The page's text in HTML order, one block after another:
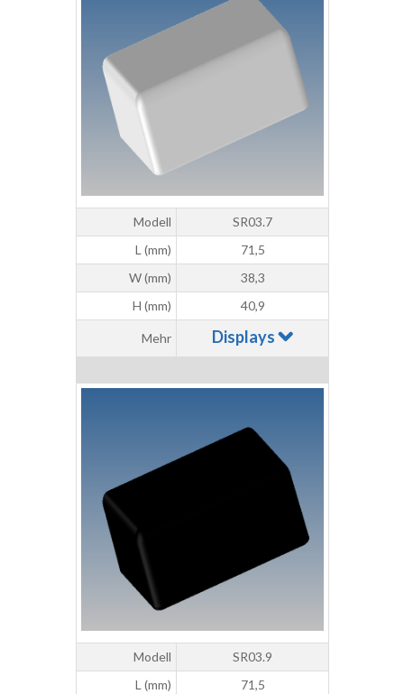
Modell
SR03.7
L (mm)
71,5
W (mm)
38,3
H (mm)
40,9
Mehr Displays
Modell
SR03.9
L (mm)
71,5